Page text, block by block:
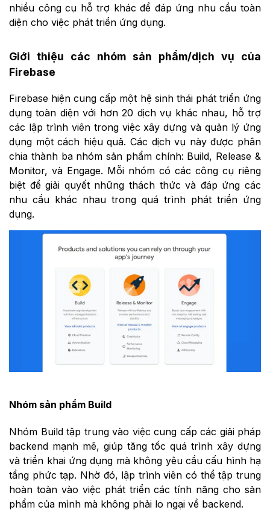
nhiều công cụ hỗ trợ khác để đáp ứng nhu cầu toàn
diện cho việc phát triển ứng dụng.
Giới thiệu các nhóm sản phẩm/dịch vụ của
Firebase
Firebase hiện cung cấp một hệ sinh thái phát triển ứng
dụng toàn diện với hơn 20 dịch vụ khác nhau, hỗ trợ
các lập trình viên trong việc xây dựng và quản lý ứng
dụng một cách hiệu quả. Các dịch vụ này được phân
chia thành ba nhóm sản phẩm chính: Build, Release &
Monitor, và Engage. Mỗi nhóm có các công cụ riêng
biệt để giải quyết những thách thức và đáp ứng các
nhu cầu khác nhau trong quá trình phát triển ứng
dụng.
Nhóm sản phẩm Build
Nhóm Build tập trung vào việc cung cấp các giải pháp
backend mạnh mẽ, giúp tăng tốc quá trình xây dựng
và triển khai ứng dụng mà không yêu cầu cấu hình hạ
tầng phức tạp. Nhờ đó, lập trình viên có thể tập trung
hoàn toàn vào việc phát triển các tính năng cho sản
phẩm của mình mà không phải lo ngại về backend.